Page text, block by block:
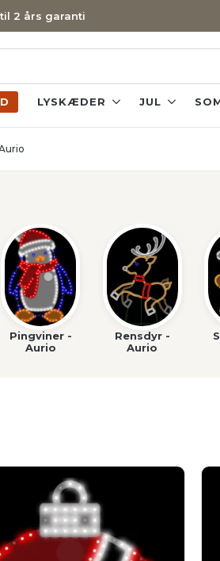
2 års garanti
LYSKÆDER JUL
Pingviner -
Aurio
Rensdyr -
Aurio